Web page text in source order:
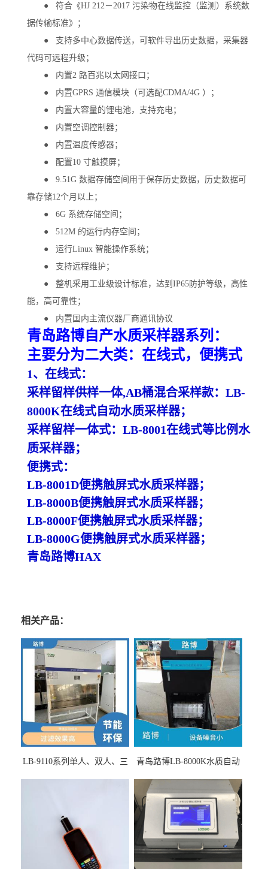
● 符合《HJ 212－2017 污染物在线监控（监测）系统数
据传输标准》；
● 支持多中心数据传送，可软件导出历史数据，采集器
代码可远程升级；
● 内置2 路百兆以太网接口；
● 内置GPRS 通信模块（可选配CDMA/4G ）；
● 内置大容量的锂电池，支持充电；
● 内置空调控制器；
● 内置温度传感器；
● 配置10 寸触摸屏；
● 9.51G 数据存储空间用于保存历史数据，历史数据可
靠存储12个月以上；
● 6G 系统存储空间；
● 512M 的运行内存空间；
● 运行Linux 智能操作系统；
● 支持远程维护；
● 整机采用工业级设计标准，达到IP65防护等级，高性
能，高可靠性；
● 内置国内主流仪器厂商通讯协议
青岛路博自产水质采样器系列：
主要分为二大类：在线式，便携式
1、 在线式：
采样留样供样一体,AB桶混合采样款：LB-
8000K在线式自动水质采样器；
采样留样一体式： LB-8001在线式等比例水
质采样器；
便携式：
LB-8001D便携触屏式水质采样器；
LB-8000B便携触屏式水质采样器；
LB-8000F便携触屏式水质采样器；
LB-8000G便携触屏式水质采样器；
青岛路博HAX
相关产品：
LB-9110系列单人、双人、三
青岛路博LB-8000K水质自动